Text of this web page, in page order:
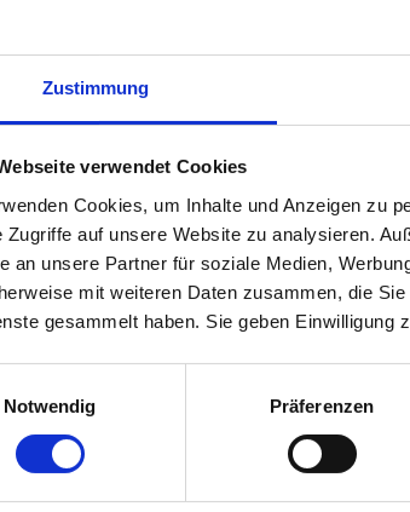
Zustimmung
verwendet Cookies
Cookies, um Inhalte und Anzeigen zu
Zugriffe auf unsere Website zu analysieren.
an unsere Partner für soziale Medien,
mit weiteren Daten zusammen, die
gesammelt haben. Sie geben Einwilligung
Notwendig
Präferenzen
sind wir überall dort im Einsatz, wo
und Schimmelpilze vorbeugend
werden müssen.